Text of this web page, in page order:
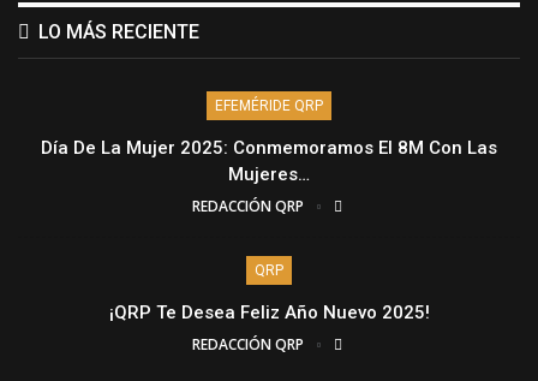
LO MÁS RECIENTE
EFEMÉRIDE QRP
Día De La Mujer 2025: Conmemoramos El 8M Con Las
Mujeres…
REDACCIÓN QRP
QRP
¡QRP Te Desea Feliz Año Nuevo 2025!
REDACCIÓN QRP